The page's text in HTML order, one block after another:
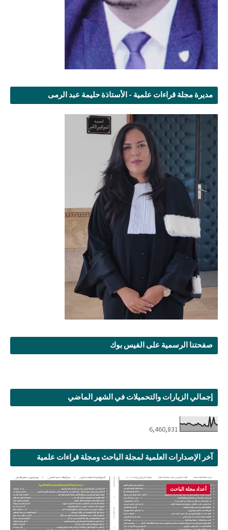
مديرة مجلة قراءات علمية - الأستاذة حليمة عبد الرمى
صفحتنا الرسمية على الفيس بوك
إجمالي الزيارات والتحميلات في الشهر الماضي
6,460,831
آخر الإصدارات العلمية لمجلة الباحث ومجلة قراءات علمية
أعداد مجلة الباحث